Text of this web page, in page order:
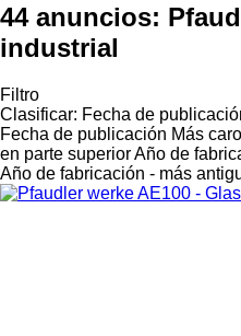
44 anuncios:
industrial
Filtro
Clasificar: Fecha de
Fecha de publicación Más
en parte superiorAño de
Año de fabricación - más